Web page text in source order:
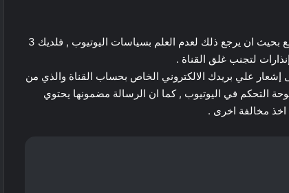
تعتبر المخالفات من الأمور المنتشرة بين أصحاب المواقع بحيث ان يرجع ذلك لعدم العلم بسياسات اليوتيوب , فلديك 3
إشعار علي بريدك الالكتروني الخاص بحساب القناة والذي من
التحكم في اليوتيوب , كما ان الرسالة مضمونها يحتوي
اخذ مخالفة اخرى .